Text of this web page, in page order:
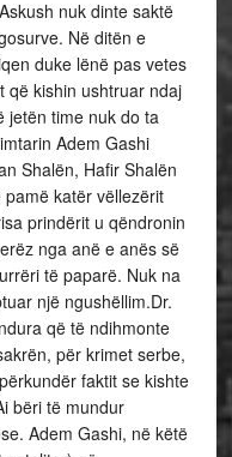
nuk dinte saktë
Në ditën e
duke lënë pas vetes
që kishin ushtruar ndaj
jetën time nuk do ta
Adem Gashi
Shalën, Hafir Shalën
katër vëllezërit
prindërit u qëndronin
nga anë e anës së
të paparë. Nuk na
një ngushëllim.Dr.
që të ndihmonte
për krimet serbe,
faktit se kishte
bëri të mundur
Adem Gashi, në këtë